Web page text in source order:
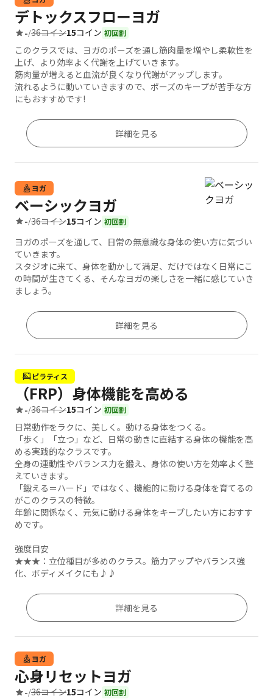
デトックスフローヨガ
-/36コイン15コイン 初回割
このクラスでは、ヨガのポーズを通し筋肉量を増やし柔軟性を
上げ、より効率よく代謝を上げていきます。
筋肉量が増えると血流が良くなり代謝がアップします。
流れるように動いていきますので、ポーズのキープが苦手な方
にもおすすめです!
詳細を見る
ヨガ
ベーシックヨガ
-/36コイン15コイン 初回割
ヨガのポーズを通して、日常の無意識な身体の使い方に気づい
ていきます。
スタジオに来て、身体を動かして満足、だけではなく日常にこ
の時間が生きてくる、そんなヨガの楽しさを一緒に感じていき
ましょう。
詳細を見る
ピラティス
（FRP）身体機能を高める
-/36コイン15コイン 初回割
日常動作をラクに、美しく。動ける身体をつくる。
「歩く」「立つ」など、日常の動きに直結する身体の機能を高
める実践的なクラスです。
全身の連動性やバランス力を鍛え、身体の使い方を効率よく整
えていきます。
「鍛える＝ハード」ではなく、機能的に動ける身体を育てるの
がこのクラスの特徴。
年齢に関係なく、元気に動ける身体をキープしたい方におすす
めです。
強度目安
★★★：立位種目が多めのクラス。筋力アップやバランス強
化、ボディメイクにも♪♪
詳細を見る
ヨガ
心身リセットヨガ
-/36コイン15コイン 初回割